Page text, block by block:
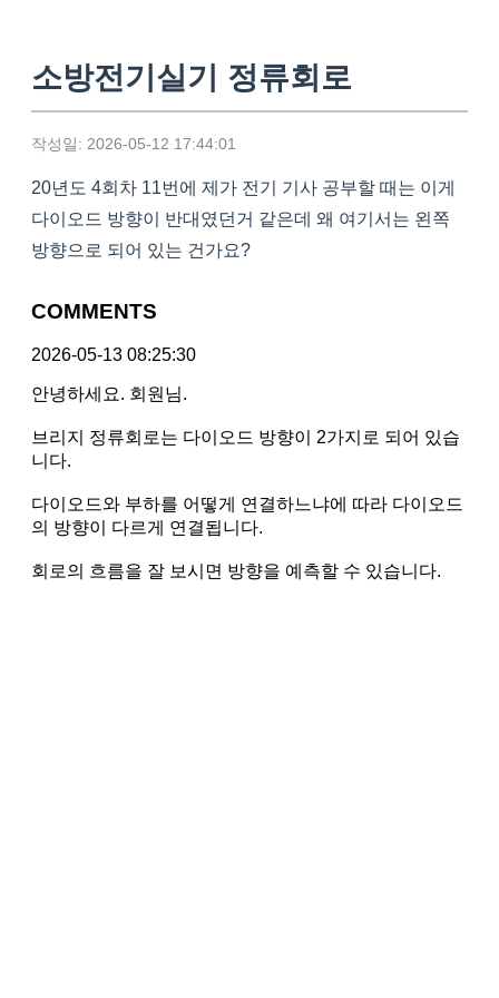
소방전기실기 정류회로
작성일: 2026-05-12 17:44:01
20년도 4회차 11번에 제가 전기 기사 공부할 때는 이게
다이오드 방향이 반대였던거 같은데 왜 여기서는 왼쪽
방향으로 되어 있는 건가요?
COMMENTS
2026-05-13 08:25:30
안녕하세요. 회원님.
브리지 정류회로는 다이오드 방향이 2가지로 되어 있습
니다.
다이오드와 부하를 어떻게 연결하느냐에 따라 다이오드
의 방향이 다르게 연결됩니다.
회로의 흐름을 잘 보시면 방향을 예측할 수 있습니다.